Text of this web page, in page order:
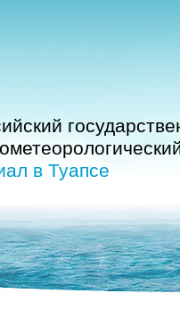
в Туапсе